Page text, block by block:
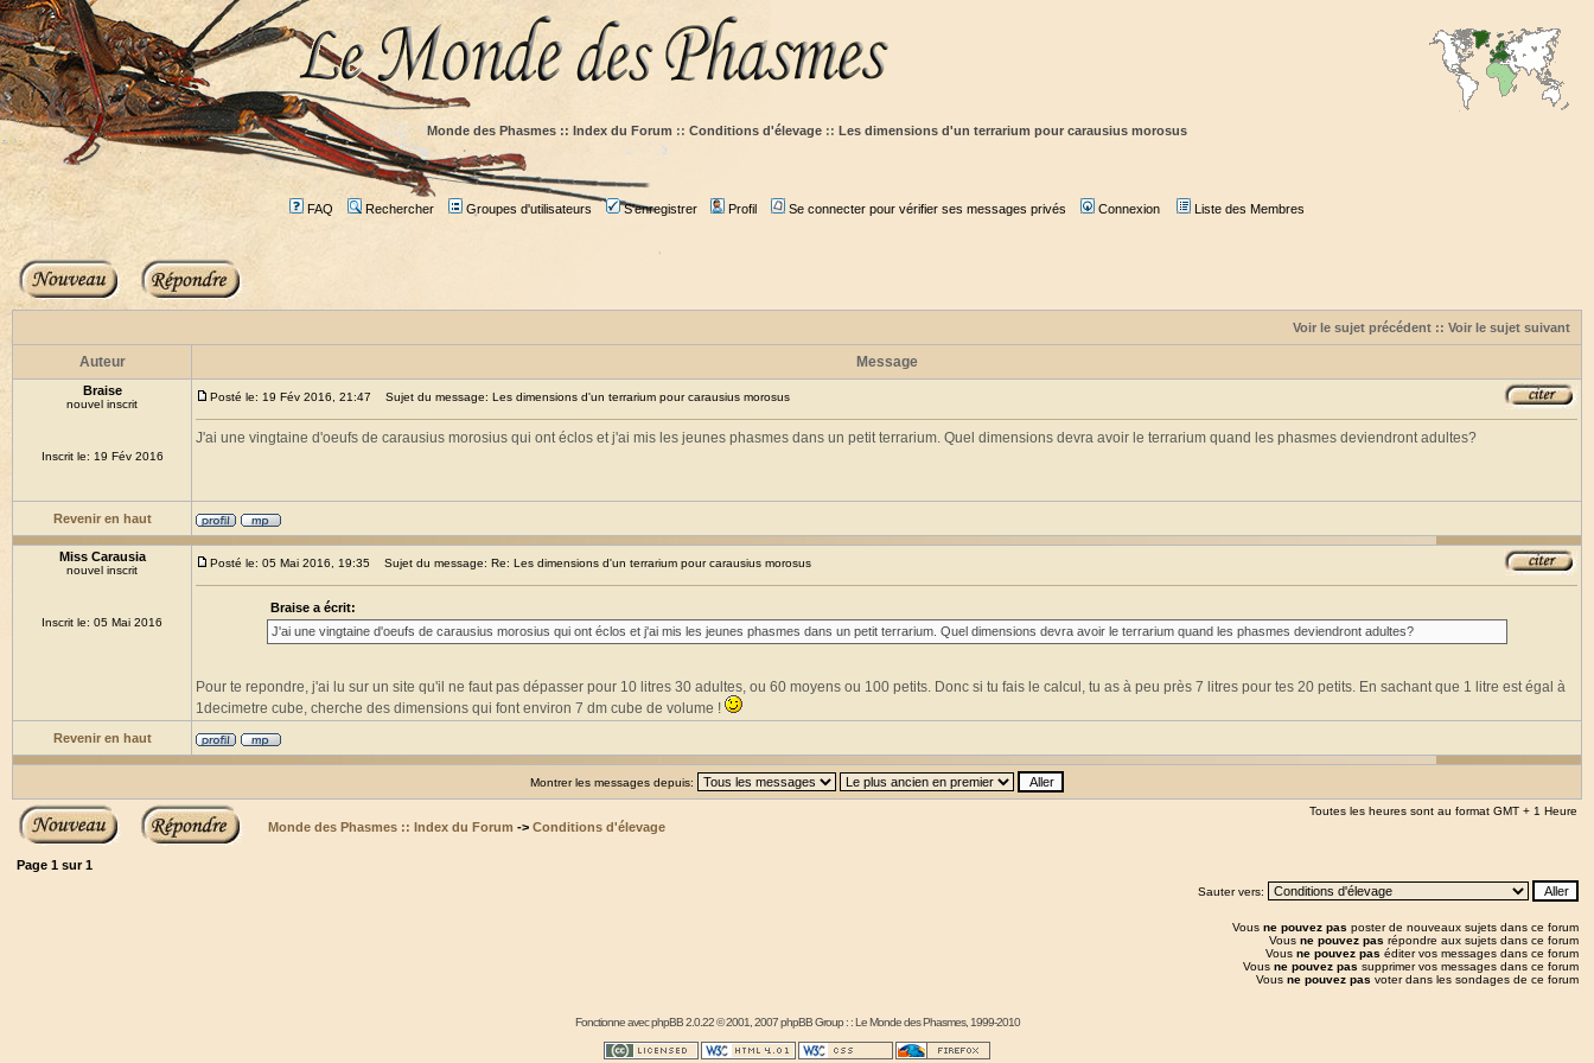
Monde des Phasmes :: Index du Forum :: Conditions d'élevage :: Les dimensions d'un terrarium pour carausius morosus
FAQ Rechercher Groupes d'utilisateurs S'enregistrer Profil Se connecter pour vérifier ses messages privés Connexion Liste des Membres
Voir le sujet précédent :: Voir le sujet suivant
Auteur Message
Braise
nouvel inscrit
Inscrit le: 19 Fév 2016
Posté le: 19 Fév 2016, 21:47 Sujet du message: Les dimensions d'un terrarium pour carausius morosus
J'ai une vingtaine d'oeufs de carausius morosius qui ont éclos et j'ai mis les jeunes phasmes dans un petit terrarium. Quel dimensions devra avoir le terrarium quand les phasmes deviendront adultes?
Revenir en haut
Miss Carausia
nouvel inscrit
Inscrit le: 05 Mai 2016
Posté le: 05 Mai 2016, 19:35 Sujet du message: Re: Les dimensions d'un terrarium pour carausius morosus
Braise a écrit:
J'ai une vingtaine d'oeufs de carausius morosius qui ont éclos et j'ai mis les jeunes phasmes dans un petit terrarium. Quel dimensions devra avoir le terrarium quand les phasmes deviendront adultes?
Pour te repondre, j'ai lu sur un site qu'il ne faut pas dépasser pour 10 litres 30 adultes, ou 60 moyens ou 100 petits. Donc si tu fais le calcul, tu as à peu près 7 litres pour tes 20 petits. En sachant que 1 litre est égal à
1decimetre cube, cherche des dimensions qui font environ 7 dm cube de volume !
Revenir en haut
Montrer les messages depuis:
Monde des Phasmes :: Index du Forum -> Conditions d'élevage
Toutes les heures sont au format GMT + 1 Heure
Page 1 sur1
Sauter vers:
Vous ne pouvez pas poster de nouveaux sujets dans ce forum
Vous ne pouvez pas répondre aux sujets dans ce forum
Vous ne pouvez pas éditer vos messages dans ce forum
Vous ne pouvez pas supprimer vos messages dans ce forum
Vous ne pouvez pas voter dans les sondages de ce forum
Fonctionne avecphpBB2.0.22 © 2001, 2007 phpBB Group : :Le Monde des Phasmes, 1999-2010